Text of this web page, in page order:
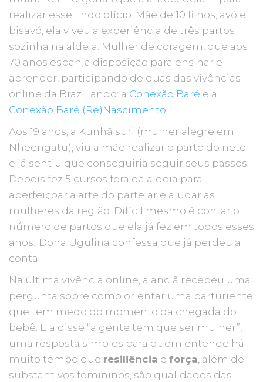
realizar esse lindo ofício. Mãe de 10 filhos, avó e
bisavó, ela viveu a experiência de três partos
sozinha na aldeia. Mulher de coragem, que aos
70 anos esbanja disposição para ensinar e
aprender, participando de duas das vivências
online da Braziliando: a Conexão Baré e a
Conexão Baré (Re)Nascimento.
Aos 19 anos, a Kunhã suri (mulher alegre em
Nheengatu), viu a mãe realizar o parto do neto
e já sentiu que conseguiria seguir seus passos.
Depois fez 5 cursos fora da aldeia para
aperfeiçoar a arte do partejar e ajudar as
mulheres da região. Difícil mesmo é contar o
número de partos que ela já fez em todos esses
anos! Dona Ugulina confessa que já perdeu a
conta.
Na última vivência online, a anciã recebeu uma
pergunta sobre como orientar uma parturiente
que tem medo do momento da chegada do
bebê. Ela disse “a gente tem que ser mulher”,
uma resposta simples para quem entende há
muito tempo que resiliência e força, além de
substantivos femininos, são qualidades das